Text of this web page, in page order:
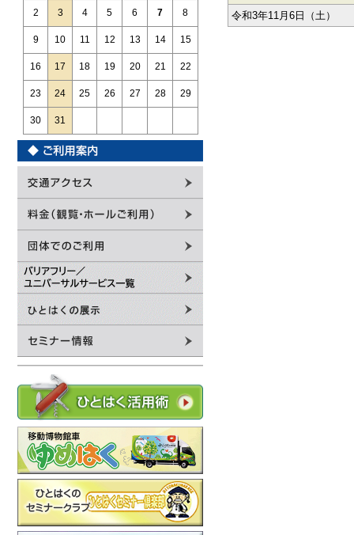
2 3 4 5 6 7 8
9 10 11 12 13 14 15
16 17 18 19 20 21 22
23 24 25 26 27 28 29
30 31
令和3年11月6日（土）